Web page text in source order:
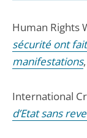
Human Rights
sécurité ont
manifestations
International
d’Etat sans